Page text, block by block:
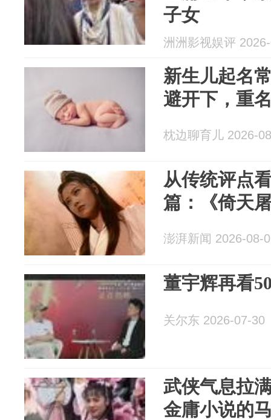
子女
洲洲影视娱评
新生儿起名
避开下，重
枕边聊育儿 2026-
从传统评点
篇：《倚天
澎湃新闻 2026-08-
董宇辉再看
关尔东 2026-07-30
武侠气息拉
金庸小说的